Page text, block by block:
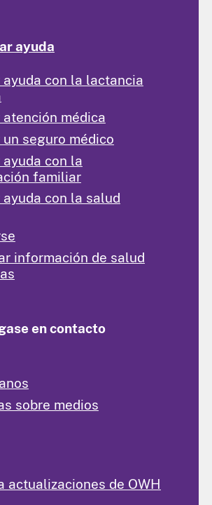
ayuda
ayuda con la lactancia
atención médica
un seguro médico
ayuda con la
familiar
ayuda con la salud
información de salud
en contacto
sobre medios
actualizaciones de OWH